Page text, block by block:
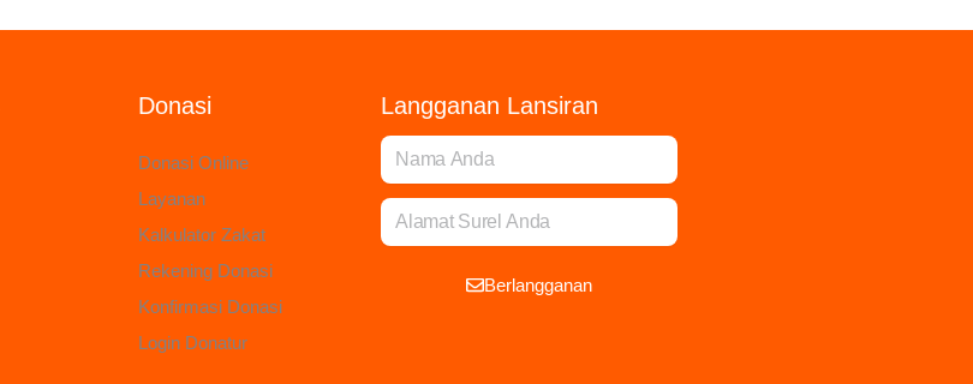
Donasi
Donasi Online
Layanan
Kalkulator Zakat
Rekening Donasi
Konfirmasi Donasi
Login Donatur
Langganan Lansiran
Berlangganan